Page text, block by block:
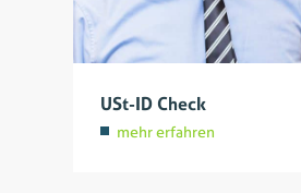
USt-ID Check
mehr erfahren